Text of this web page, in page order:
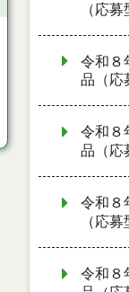
（応
令和
品（応
令和
品（応
令和
（応
令和